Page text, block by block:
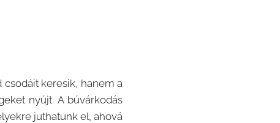
csodáit keresik, hanem a
nyújt. A búvárkodás
juthatunk el, ahová